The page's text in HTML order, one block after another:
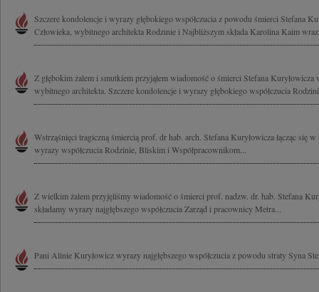
Szczere kondolencje i wyrazy głębokiego współczucia z powodu śmierci Stefana
Człowieka, wybitnego architekta Rodzinie i Najbliższym składa Karolina Kaim
Z głębokim żalem i smutkiem przyjąłem wiadomość o śmierci Stefana Kuryłowicza
wybitnego architekta. Szczere kondolencje i wyrazy głębokiego współczucia
Wstrząśnięci tragiczną śmiercią prof. dr hab. arch. Stefana Kuryłowicza łącząc się
wyrazy współczucia Rodzinie, Bliskim i Współpracownikom...
Z wielkim żalem przyjęliśmy wiadomość o śmierci prof. nadzw. dr. hab. Stefana
składamy wyrazy najgłębszego współczucia Zarząd i pracownicy Metra...
Pani Alinie Kuryłowicz wyrazy najgłębszego współczucia z powodu straty Syna